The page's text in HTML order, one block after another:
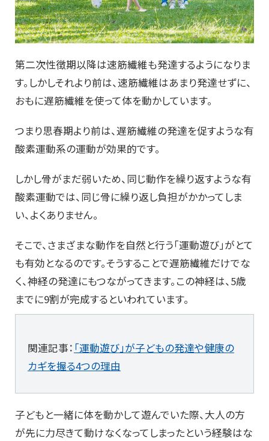
第二次性徴期以降は速筋繊維も発達するようになりま
す。しかしそれより前は、速筋繊維はあまり発達せずに、
おもに遅筋繊維を使って体を動かしています。
つまり思春期より前は、遅筋繊維の発達を促すような有
酸素運動系の運動が効果的です。
しかし骨がまだ弱いため、同じ動作を繰り返すような有
酸素運動では、同じ骨に繰り返し負担がかかってしま
い、よくありません。
そこで、さまざまな動作を自然と行う「運動遊び」がとて
も有効となるのです。そうすることで遅筋繊維だけでな
く、神経の発達にもつながってきます。この神経は、5歳
までに9割が完成するといわれています。
関連記事： 「運動遊び」が子どもの発達や健康の
カギを握る4つの理由
子どもと一緒に体を動かして遊んでいた際、大人の方
が先に力尽きて動けなくなってしまったという経験はな